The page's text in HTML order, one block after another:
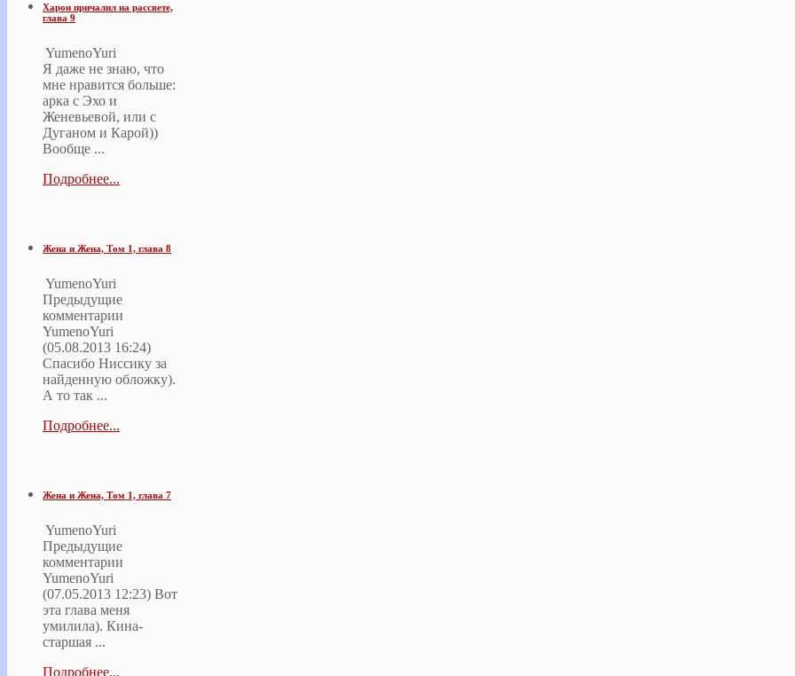
Харон причалил на рассвете,
глава 9
YumenoYuri
Я даже не знаю, что
мне нравится больше:
арка с Эхо и
Женевьевой, или с
Дуганом и Карой))
Вообще ...
Подробнее...
Жена и Жена, Том 1, глава 8
YumenoYuri
Предыдущие
комментарии
YumenoYuri
(05.08.2013 16:24)
Спасибо Ниссику за
найденную обложку).
А то так ...
Подробнее...
Жена и Жена, Том 1, глава 7
YumenoYuri
Предыдущие
комментарии
YumenoYuri
(07.05.2013 12:23) Вот
эта глава меня
умилила). Кина-
старшая ...
Подробнее...